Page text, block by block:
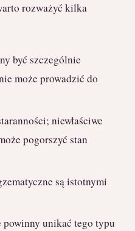
rozważyć kilka
być szczególnie
może prowadzić do
niewłaściwe
pogorszyć stan
są istotnymi
powinny unikać tego typu